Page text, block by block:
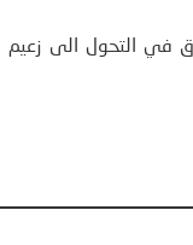
في التحول الى